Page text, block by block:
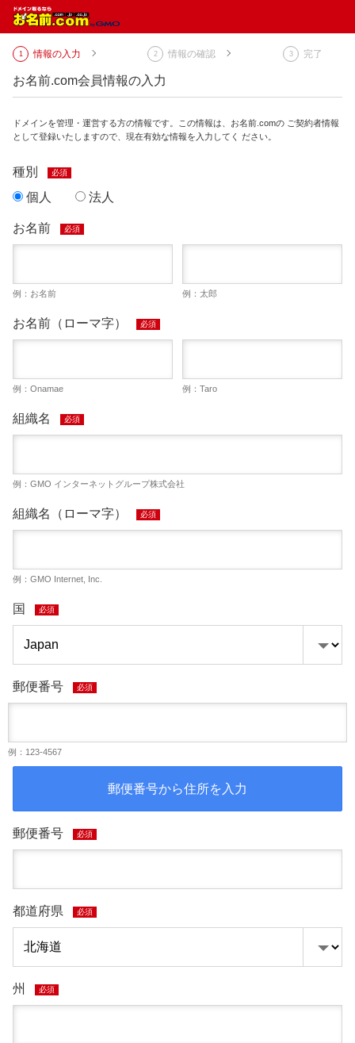
情報の入力 情報の確認 完了
お名前.com会員情報の入力
ドメインを管理・運営する方の情報です。この情報は、お名前.comの ご契約者情報
として登録いたしますので、現在有効な情報を入力してく ださい。
種別 必須
個人 法人
お名前 必須
例：お名前 例：太郎
お名前（ローマ字） 必須
例：Onamae 例：Taro
組織名 必須
例：GMO インターネットグループ株式会社
組織名（ローマ字） 必須
例：GMO Internet, Inc.
国 必須
郵便番号 必須
例：123-4567
郵便番号から住所を入力
郵便番号 必須
都道府県 必須
州 必須